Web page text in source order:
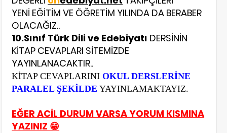
YENİ EĞİTİM VE ÖĞRETİM YILINDA DA BERABER
OLACAĞIZ..
10.Sınıf Türk Dili ve Edebiyatı DERSİNİN
KİTAP CEVAPLARI SİTEMİZDE
YAYINLANACAKTIR..
KİTAP CEVAPLARINIOKUL DERSLERİNE
PARALEL ŞEKİLDE YAYINLAMAKTAYIZ.
EĞER ACİL DURUM VARSA YORUM KISMINA
YAZINIZ 😁